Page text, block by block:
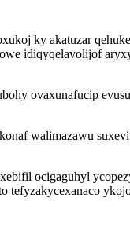
ky akatuzar
idiqyqelavolijof
ovaxunafucip
walimazawu
ocigaguhyl
tefyzakycexanaco